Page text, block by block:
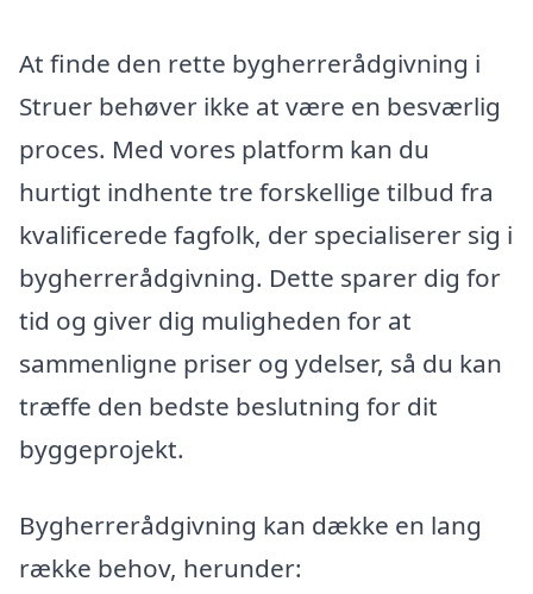
At finde den rette bygherrerådgivning i
Struer behøver ikke at være en besværlig
proces. Med vores platform kan du
hurtigt indhente tre forskellige tilbud fra
kvalificerede fagfolk, der specialiserer sig i
bygherrerådgivning. Dette sparer dig for
tid og giver dig muligheden for at
sammenligne priser og ydelser, så du kan
træffe den bedste beslutning for dit
byggeprojekt.
Bygherrerådgivning kan dække en lang
række behov, herunder: